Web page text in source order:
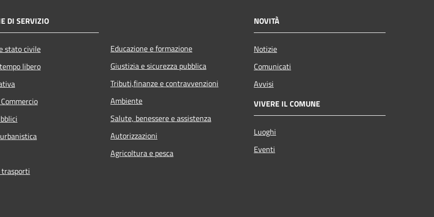
DI SERVIZIO
stato civile
libero
Educazione e formazione
Giustizia e sicurezza pubblica
Tributi,finanze e contravvenzioni
Ambiente
Salute, benessere e assistenza
Autorizzazioni
Agricoltura e pesca
NOVITÀ
Notizie
Comunicati
Avvisi
VIVERE IL COMUNE
Luoghi
Eventi